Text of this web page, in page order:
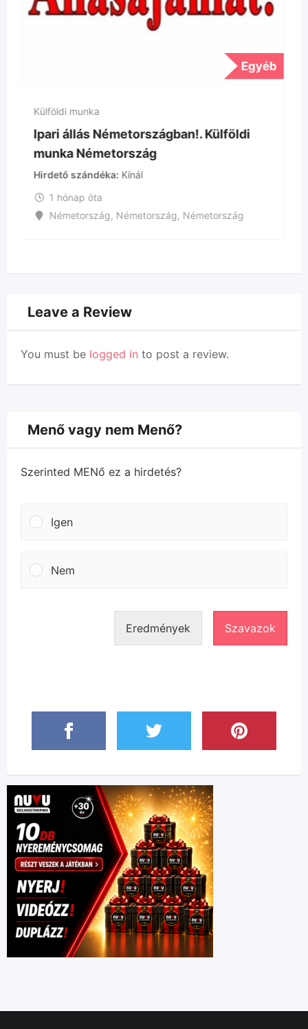
Külföldi munka
Szemetes autó mellé rakodó állás
Németországban!. Külföldi munka
Németország
Hirdető szándéka
1 hónap óta
Leave a Review
You must be logged in to post a review.
Menő vagy nem Menő?
Szerinted MENő ez a hirdetés?
Igen
Nem
Eredmények Szavazok